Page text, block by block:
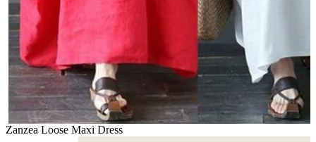
Zanzea Loose Maxi Dress